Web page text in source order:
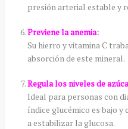
presión arterial estable y
Previene la anemia:
Su hierro y vitamina C
absorción de este mineral.
Regula los niveles de
Ideal para personas con
índice glucémico es bajo y
a estabilizar la glucosa.